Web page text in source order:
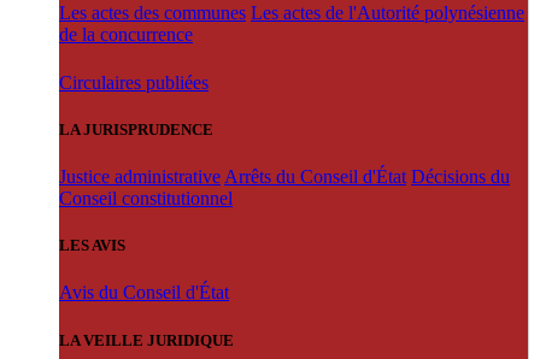
Les actes des communes Les actes de l'Autorité polynésienne
de la concurrence
Circulaires publiées
LA JURISPRUDENCE
Justice administrative Arrêts du Conseil d'État Décisions du
Conseil constitutionnel
LES AVIS
Avis du Conseil d'État
LA VEILLE JURIDIQUE